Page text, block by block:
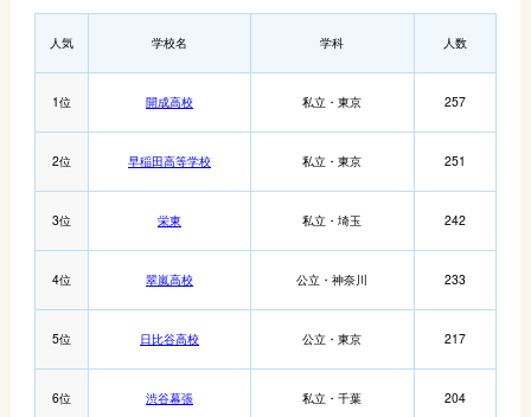
人気 学校名 学科 人数
1位 開成高校 私立・東京 257
2位 早稲田高等学校 私立・東京 251
3位 栄東 私立・埼玉 242
4位 翠嵐高校 公立・神奈川 233
5位 日比谷高校 公立・東京 217
6位 渋谷幕張 私立・千葉 204